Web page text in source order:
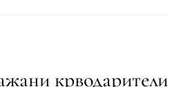
крводарители